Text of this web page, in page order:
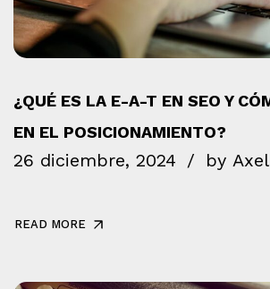
¿QUÉ ES LA E-A-T EN SEO Y
EN EL POSICIONAMIENTO?
26 diciembre, 2024 by Axel
READ MORE